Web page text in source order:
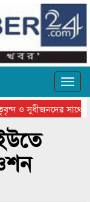
ও সুধীজনদের সাথে
থিয়েটার